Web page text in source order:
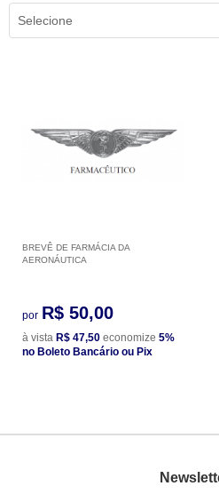
Selecione
BREVÊ DE FARMÁCIA DA
AERONÁUTICA
por R$ 50,00
à vista R$ 47,50 economize 5%
no Boleto Bancário ou Pix